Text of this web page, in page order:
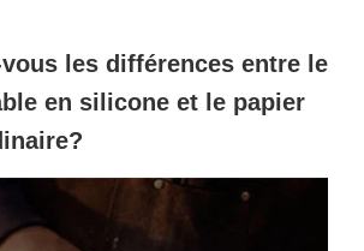
les différences entre le
en silicone et le papier